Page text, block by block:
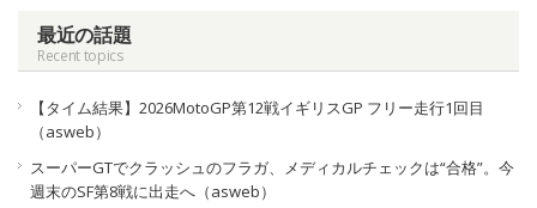
最近の話題
Recent topics
【タイム結果】2026MotoGP第12戦イギリスGP フリー走行1回目
（asweb）
スーパーGTでクラッシュのフラガ、メディカルチェックは“合格”。今
週末のSF第8戦に出走へ（asweb）